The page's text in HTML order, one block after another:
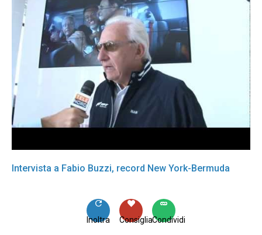
Intervista a Fabio Buzzi, record New York-Bermuda
Condividi
Consiglia
Inoltra